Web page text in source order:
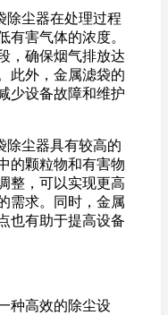
除尘器在处理过程
有害气体的浓度。
，确保烟气排放达
此外，金属滤袋的
少设备故障和维护
除尘器具有较高的
的颗粒物和有害物
整，可以实现更高
需求。同时，金属
也有助于提高设备
种高效的除尘设